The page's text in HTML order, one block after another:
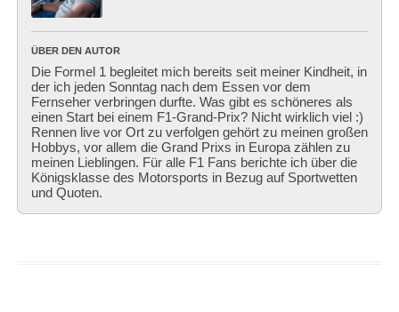
ÜBER DEN AUTOR
Die Formel 1 begleitet mich bereits seit meiner Kindheit, in
der ich jeden Sonntag nach dem Essen vor dem
Fernseher verbringen durfte. Was gibt es schöneres als
einen Start bei einem F1-Grand-Prix? Nicht wirklich viel :)
Rennen live vor Ort zu verfolgen gehört zu meinen großen
Hobbys, vor allem die Grand Prixs in Europa zählen zu
meinen Lieblingen. Für alle F1 Fans berichte ich über die
Königsklasse des Motorsports in Bezug auf Sportwetten
und Quoten.